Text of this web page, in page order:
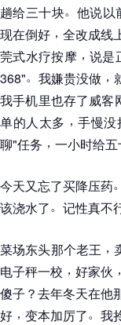
趟给三十块。 他说以
现在倒好 ， 全改成线
莞式水疗按摩 ， 说是
368"。 我嫌贵没做 ，
我手机里也存了威客
单的人太多 ， 手慢没
聊"任务 ， 一小时给五
今天又忘了买降压药。
该浇水了。 记性真不
菜场东头那个老王 ，
电子秤一校 ， 好家伙 ，
傻子 ？去年冬天在他
好 ， 变本加厉了。 我